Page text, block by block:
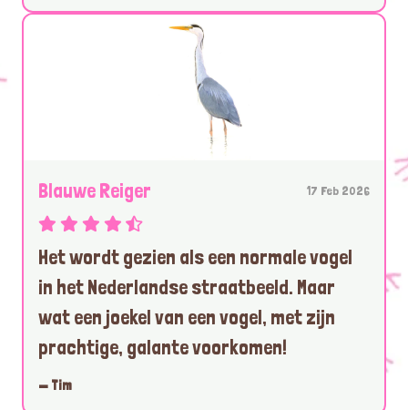
Blauwe Reiger 17 Feb 2026
Het wordt gezien als een normale vogel
in het Nederlandse straatbeeld. Maar
wat een joekel van een vogel, met zijn
prachtige, galante voorkomen!
— Tim